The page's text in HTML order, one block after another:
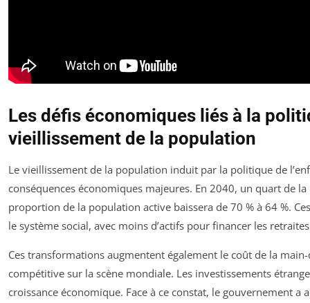
Les défis économiques liés à la
vieillissement de la population
Le vieillissement de la population induit par la politique de
conséquences économiques majeures. En 2040, un quart de
proportion de la population active baissera de 70 % à 64 %.
le système social, avec moins d’actifs pour financer les
Ces transformations augmentent également le coût de la
compétitive sur la scène mondiale. Les investissements
croissance économique. Face à ce constat, le gouvernement a